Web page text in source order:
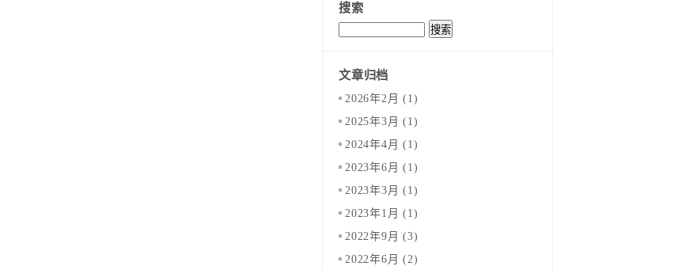
搜索
文章归档
2026年2月 (1)
2025年3月 (1)
2024年4月 (1)
2023年6月 (1)
2023年3月 (1)
2023年1月 (1)
2022年9月 (3)
2022年6月 (2)